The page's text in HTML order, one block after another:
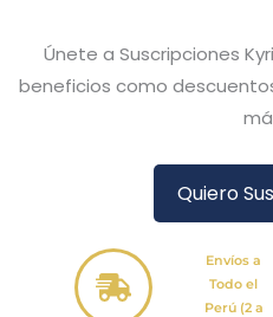
Únete a Suscripciones
beneficios como
Quiero
Envíos a
Todo el
Perú (2 a